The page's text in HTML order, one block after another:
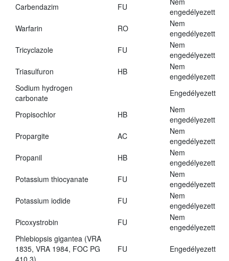
Carbendazim
FU
engedélyezett
Warfarin
RO
Nem
engedélyezett
Tricyclazole
FU
Nem
engedélyezett
Triasulfuron
HB
Nem
engedélyezett
Sodium hydrogen
carbonate
Engedélyezett
Propisochlor HB
Nem
engedélyezett
Propargite
AC
Nem
engedélyezett
Propanil
HB
Nem
engedélyezett
Potassium thiocyanate
FU
Nem
engedélyezett
Potassium iodide
FU
Nem
engedélyezett
Picoxystrobin
FU
Nem
engedélyezett
Phlebiopsis gigantea (VRA
1835, VRA 1984, FOC PG
FU Engedélyezett